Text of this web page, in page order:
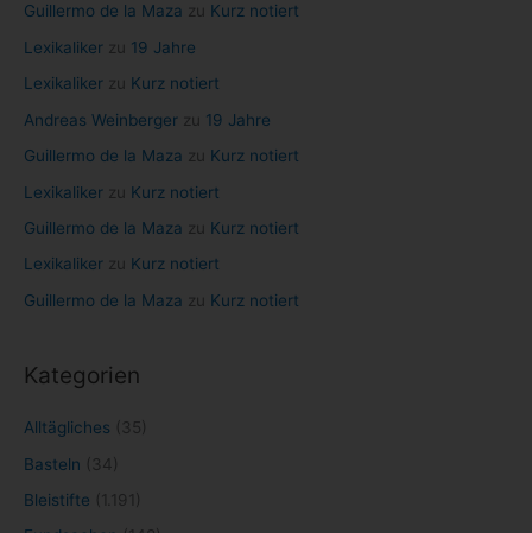
:Guillermo de la Maza zu Kurz notiert
Lexikaliker zu 19 Jahre
Lexikaliker zu Kurz notiert
Andreas Weinberger zu 19 Jahre
Guillermo de la Maza zu Kurz notiert
Lexikaliker zu Kurz notiert
Guillermo de la Maza zu Kurz notiert
Lexikaliker zu Kurz notiert
Guillermo de la Maza zu Kurz notiert
Kategorien
Alltägliches (35)
Basteln (34)
Bleistifte (1.191)